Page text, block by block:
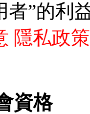
者”的利
隱私政
資格